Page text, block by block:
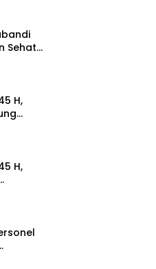
Sehat
H,
H,